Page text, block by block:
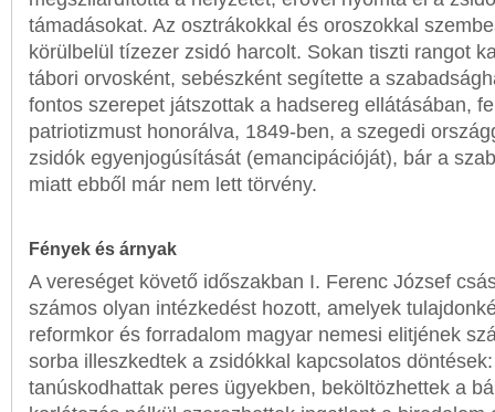
támadásokat. Az osztrákokkal és oroszokkal
körülbelül tízezer zsidó harcolt. Sokan tiszti rangot
tábori orvosként, sebészként segítette a
fontos szerepet játszottak a hadsereg ellátásában,
patriotizmust honorálva, 1849-ben, a szegedi
zsidók egyenjogúsítását (emancipációját), bár a
miatt ebből már nem lett törvény.
Fények és árnyak
A vereséget követő időszakban I. Ferenc József
számos olyan intézkedést hozott, amelyek
reformkor és forradalom magyar nemesi elitjének
sorba illeszkedtek a zsidókkal kapcsolatos
tanúskodhattak peres ügyekben, beköltözhettek a